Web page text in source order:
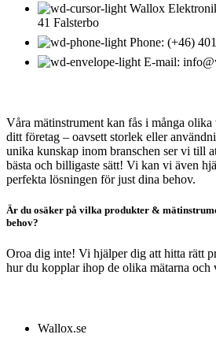
Wallox
41 Falsterbo
Phone: (+46)
E-mail:
Våra mätinstrument kan fås i många olika
ditt företag – oavsett storlek eller
unika kunskap inom branschen ser vi till
bästa och billigaste sätt! Vi kan vi även
perfekta lösningen för just dina behov.
Är du osäker på vilka produkter &
behov?
Oroa dig inte! Vi hjälper dig att hitta rätt
hur du kopplar ihop de olika mätarna och
Wallox.se